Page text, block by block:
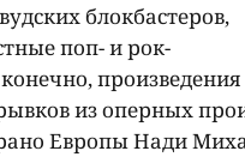
блокбастеров,
поп- и рок-
из оперных
Европы Нади